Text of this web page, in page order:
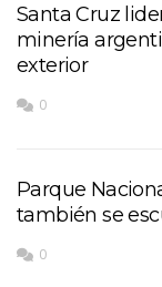
Santa Cruz
minería
exterior
0
Parque
también se
0